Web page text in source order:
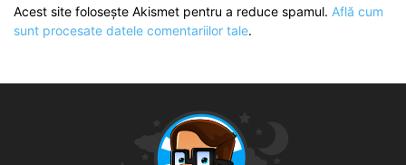
Acest site folosește Akismet pentru a reduce spamul. Află cum
sunt procesate datele comentariilor tale.